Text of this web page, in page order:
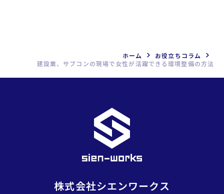
ホーム
お役立ちコラム
建設業、サブコンの現場で女性が活躍できる環境整備の方法
株式会社シエンワークス